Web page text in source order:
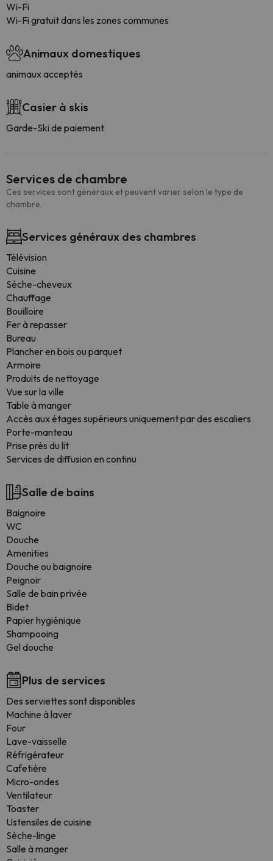
Wi-Fi
Wi-Fi gratuit dans les zones communes
Animaux domestiques
animaux acceptés
Casier à skis
Garde-Ski de paiement
Services de chambre
Ces services sont généraux et peuvent varier selon le type de
chambre.
Services généraux des chambres
Télévision
Cuisine
Sèche-cheveux
Chauffage
Bouilloire
Fer à repasser
Bureau
Plancher en bois ou parquet
Armoire
Produits de nettoyage
Vue sur la ville
Table à manger
Accès aux étages supérieurs uniquement par des escaliers
Porte-manteau
Prise près du lit
Services de diffusion en continu
Salle de bains
Baignoire
WC
Douche
Amenities
Douche ou baignoire
Peignoir
Salle de bain privée
Bidet
Papier hygiénique
Shampooing
Gel douche
Plus de services
Des serviettes sont disponibles
Machine à laver
Four
Lave-vaisselle
Réfrigérateur
Cafetière
Micro-ondes
Ventilateur
Toaster
Ustensiles de cuisine
Sèche-linge
Salle à manger